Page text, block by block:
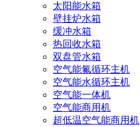
太阳能水箱
壁挂炉水箱
缓冲水箱
热回收水箱
双盘管水箱
空气能氟循环主机
空气能水循环主机
空气能一体机
空气能商用机
超低温空气能商用机